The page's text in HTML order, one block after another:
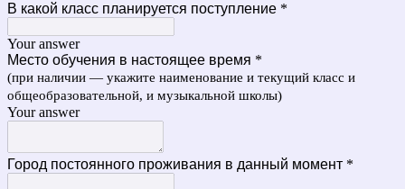
В какой класс планируется поступление *
Your answer
Место обучения в настоящее время *
(при наличии — укажите наименование и текущий класс и
общеобразовательной, и музыкальной школы)
Your answer
Город постоянного проживания в данный момент *